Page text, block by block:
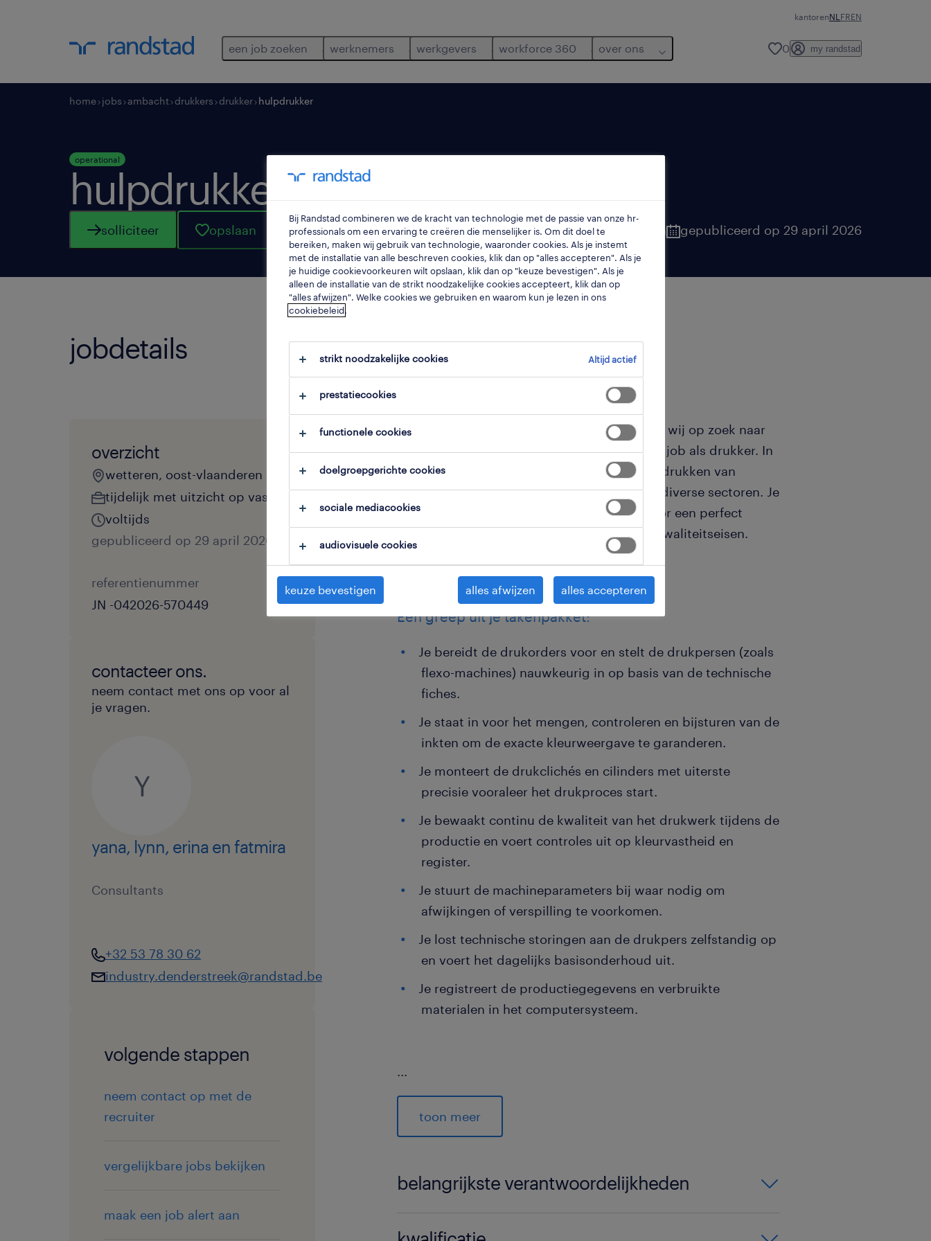
kantorenNL FREN
een job zoeken werknemers werkgevers workforce 360 over ons 0 my randstad
home jobs ambacht drukkers drukker hulpdrukker
operational
hulpdrukker
solliciteer opslaan wetteren,oost-vlaanderen gepubliceerd op 29 april 2026
jobdetails
overzicht
wetteren, oost-vlaanderen
tijdelijk met uitzicht op vast
voltijds
gepubliceerd op 29 april 2026
referentienummer
JN -042026-570449
contacteer ons.
neem contact met ons op voor al
je vragen.
Y
yana, lynn, erina en fatmira
Consultants
+32 53 78 30 62
industry.denderstreek@randstad.be
volgende stappen
neem contact op met de
recruiter
vergelijkbare jobs bekijken
maak een job alert aan
Voor een bedrijf in de verpakkingssector zijn wij op zoek naar
een hulpdrukker om door te groeien naar de job als drukker. In
deze rol ben je verantwoordelijk voor het bedrukken van
hoogwaardige, flexibele verpakkingen voor diverse sectoren. Je
werkt met moderne drukpersen en zorgt voor een perfect
eindresultaat dat voldoet aan de strengste kwaliteitseisen.
Een greep uit je takenpakket:
Je bereidt de drukorders voor en stelt de drukpersen (zoals
flexo-machines) nauwkeurig in op basis van de technische
fiches.
Je staat in voor het mengen, controleren en bijsturen van de
inkten om de exacte kleurweergave te garanderen.
Je monteert de drukclichés en cilinders met uiterste
precisie vooraleer het drukproces start.
Je bewaakt continu de kwaliteit van het drukwerk tijdens de
productie en voert controles uit op kleurvastheid en
register.
Je stuurt de machineparameters bij waar nodig om
afwijkingen of verspilling te voorkomen.
Je lost technische storingen aan de drukpers zelfstandig op
en voert het dagelijks basisonderhoud uit.
Je registreert de productiegegevens en verbruikte
materialen in het computersysteem.
...
toon meer
belangrijkste verantwoordelijkheden
Bij Randstad combineren we de kracht van technologie met de passie van onze hr-
professionals om een ervaring te creëren die menselijker is. Om dit doel te
bereiken, maken wij gebruik van technologie, waaronder cookies. Als je instemt
met de installatie van alle beschreven cookies, klik dan op "alles accepteren". Als je
je huidige cookievoorkeuren wilt opslaan, klik dan op "keuze bevestigen". Als je
alleen de installatie van de strikt noodzakelijke cookies accepteert, klik dan op
"alles afwijzen". Welke cookies we gebruiken en waarom kun je lezen in ons
cookiebeleid.
strikt noodzakelijke cookies Altijd actief
prestatiecookies
functionele cookies
doelgroepgerichte cookies
sociale mediacookies
audiovisuele cookies
keuze bevestigen alles afwijzen alles accepteren